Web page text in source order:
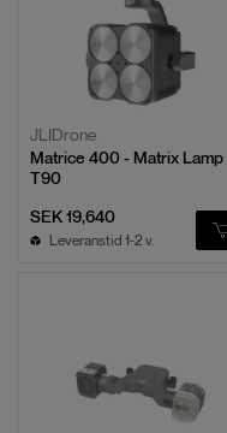
JLIDrone
Matrice 400 - Matrix Lamp
T90
SEK 19,640
Leveranstid 1-2 v.